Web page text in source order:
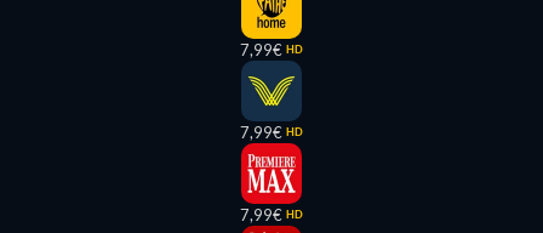
7,99€ HD
7,99€ HD
7,99€ HD